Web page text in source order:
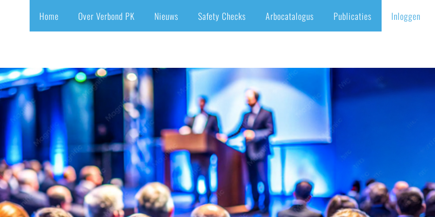
Home Over Verbond PK Nieuws Safety Checks Arbocatalogus Publicaties Inloggen